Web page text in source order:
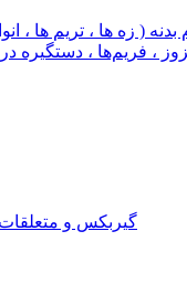
بدنه ( زه ها ، تریم ها ،
، فریم‌ها ، دستگیره
گیربکس و متعلقات